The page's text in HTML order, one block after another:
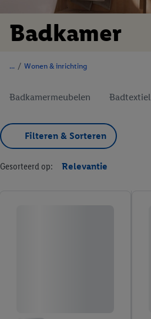
Badkamer
/ Wonen & inrichting
Badkamermeubelen Badtextiel
Filteren & Sorteren
Gesorteerd op: Relevantie